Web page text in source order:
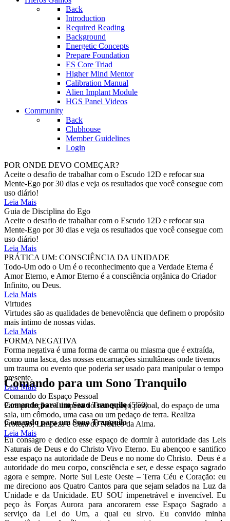
Back
Introduction
Required Reading
Background
Energetic Concepts
Prepare Foundation
ES Core Triad
Higher Mind Mentor
Calibration Manual
Alien Implant Module
HGS Panel Videos
Community
Back
Clubhouse
Member Guidelines
Login
POR ONDE DEVO COMEÇAR?
Aceite o desafio de trabalhar com o Escudo 12D e refocar sua
Mente-Ego por 30 dias e veja os resultados que você consegue com
uso diário!
Leia Mais
Guia de Disciplina do Ego
Aceite o desafio de trabalhar com o Escudo 12D e refocar sua
Mente-Ego por 30 dias e veja os resultados que você consegue com
uso diário!
Leia Mais
PRÁTICA UM: CONSCIÊNCIA DA UNIDADE
Todo-Um odo o Um é o reconhecimento que a Verdade Eterna é
Amor Eterno, e Amor Eterno é a consciência orgânica do Criador
Infinito, ou Deus.
Leia Mais
Virtudes
Virtudes são as qualidades de benevolência que definem o propósito
mais íntimo de nossas vidas.
Leia Mais
FORMA NEGATIVA
Forma negativa é uma forma de carma ou miasma que é extraída,
como uma lasca, das nossas encarnações simultâneas onde tivemos
um trauma ou evento que poderia ser usado para manipular o tempo
presente.
Leia Mais
Comando do Espaço Pessoal
Para proteção e Limpeza do seu espaço pessoal, do espaço de uma
sala, um cômodo, uma casa ou um pedaço de terra. Realiza
Proteção, Limpeza e Cura do Núcleo da Alma.
Leia Mais
Comando para um Sono Tranquilo
Comando para um Sono Tranquilo(5'50)
Comando para um Sono Tranquilo
Eu consagro e dedico esse espaço de dormir à autoridade das Leis
Naturais de Deus e do Christo Vivo Eterno. Eu abençoo e santifico
esse espaço na autoridade de Deus e no nome do Christo. Deus é a
autoridade do meu corpo, consciência e ser, e desse espaço sagrado
agora e sempre. Norte Sul Leste Oeste – Terra Céu e Coração: eu
me direciono aos Quatro Cantos para que sejam selados na Luz da
Unidade e da Unicidade. EU SOU impenetrável e invencível. Eu
peço às Forças Aurora para ancorarem esse Espaço Sagrado a
serviço da Lei do Um, a qual eu sirvo. Eu convido minha